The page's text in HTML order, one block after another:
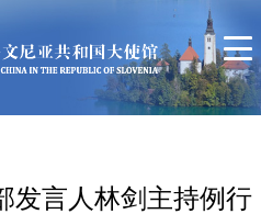
信息
尼亚概况
发言人林剑主持例行